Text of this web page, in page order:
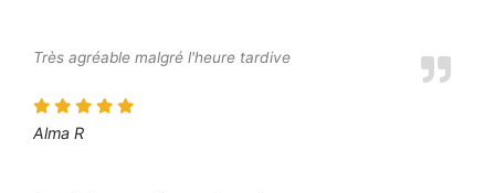
Très agréable malgré l'heure tardive
Alma R